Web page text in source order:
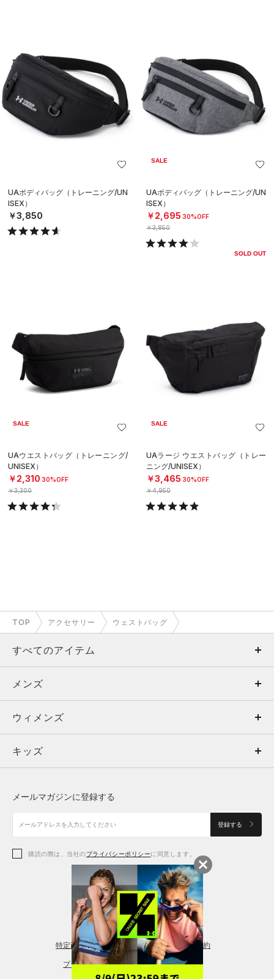
UAボディバッグ（トレーニング/UN
ISEX）
￥3,850
SALE
UAボディバッグ（トレーニング/UN
ISEX）
￥2,695 30%OFF
￥3,850
SOLD OUT
SALE
UAウエストバッグ（トレーニング/
UNISEX）
￥2,310 30%OFF
￥3,300
SALE
UAラージ ウエストバッグ（トレー
ニング/UNISEX）
￥3,465 30%OFF
￥4,950
TOP アクセサリー ウェストバッグ
すべてのアイテム
メンズ
ウィメンズ
キッズ
アクセサリー
メンズ
トップス
ボトムス
アクセサリー
ウィメンズ
トップス
シューズ
アクセサリー
レギンス＆タイツ
キッズ
シューズ
メールマガジンに登録する
登録する
購読の際は、当社のプライバシーポリシーに同意します。
特定商取引法に基づく通販の表記 会員規約
プライバシーポリシー